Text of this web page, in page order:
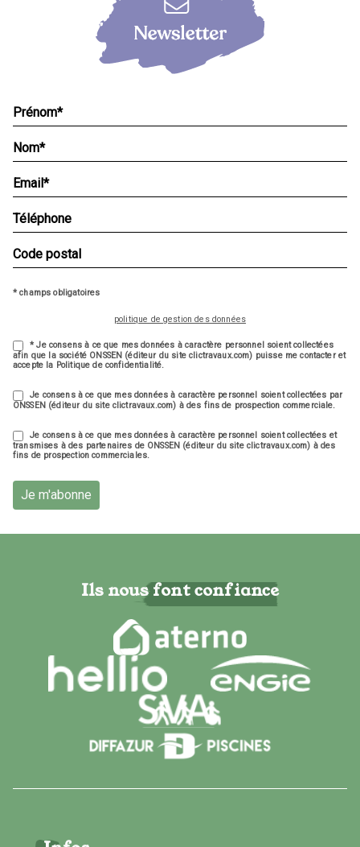
* champs obligatoires
politique de gestion des données
* Je consens à ce que mes données à caractère personnel soient collectées
afin que la société ONSSEN (éditeur du site clictravaux.com) puisse me contacter et
accepte la Politique de confidentialité.
Je consens à ce que mes données à caractère personnel soient collectées par
ONSSEN (éditeur du site clictravaux.com) à des fins de prospection commerciale.
Je consens à ce que mes données à caractère personnel soient collectées et
transmises à des partenaires de ONSSEN (éditeur du site clictravaux.com) à des
fins de prospection commerciales.
Je m'abonne
Ils nous font confiance